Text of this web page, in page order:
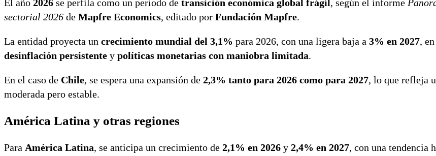
El año 2026 se perfila como un período de transición económica global frágil, según el informe
sectorial 2026 de Mapfre Economics, editado por Fundación Mapfre.
La entidad proyecta un crecimiento mundial del 3,1% para 2026, con una ligera baja a 3% en 2027,
desinflación persistente y políticas monetarias con maniobra limitada.
En el caso de Chile, se espera una expansión de 2,3% tanto para 2026 como para 2027, lo que refleja
moderada pero estable.
América Latina y otras regiones
Para América Latina, se anticipa un crecimiento de 2,1% en 2026 y 2,4% en 2027, con una tendencia